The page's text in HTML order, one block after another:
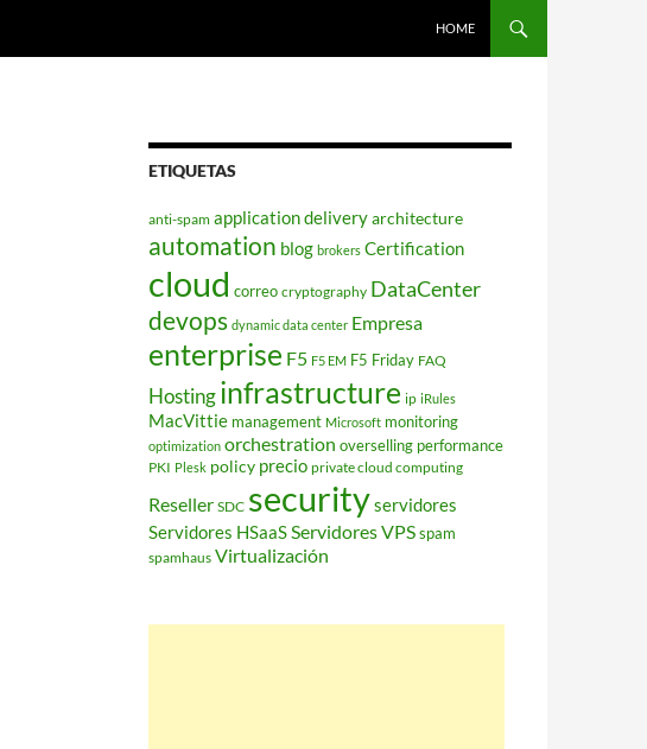
HOME
ETIQUETAS
anti-spam application deliveryarchitecture
automation blog brokers Certification
cloud correo cryptography DataCenter
devops dynamic data center Empresa
enterprise F5 F5 EM F5 Friday FAQ
Hostinginfrastructure ip iRules
MacVittie management Microsoft monitoring
optimization orchestration overselling performance
PKI Plesk policy precio private cloud computing
Reseller SDC securityservidores
Servidores HSaaSServidores VPSspam
spamhaus Virtualización